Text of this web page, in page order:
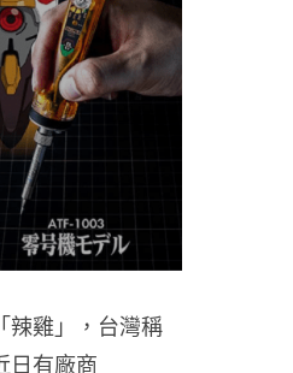
辣雞」，台灣稱
日有廠商